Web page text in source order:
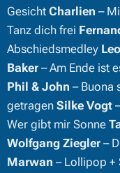
Gesicht Charlien –
Tanz dich frei
Abschiedsmedley
Baker – Am Ende ist
Phil & John – Buona
getragen Silke Vogt
Wer gibt mir Sonne
Wolfgang Ziegler –
Marwan – Lollipop +